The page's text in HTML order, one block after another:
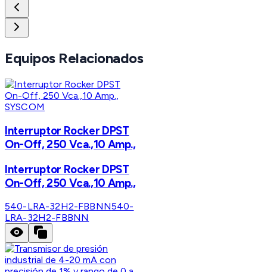
Equipos Relacionados
SYSCOM
Interruptor Rocker DPST
On-Off, 250 Vca.,10 Amp.,
Interruptor Rocker DPST
On-Off, 250 Vca.,10 Amp.,
540-LRA-32H2-FBBNN540-
LRA-32H2-FBBNN